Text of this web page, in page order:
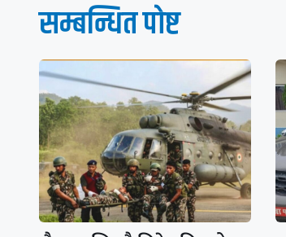
सम्बन्धित पाेष्ट